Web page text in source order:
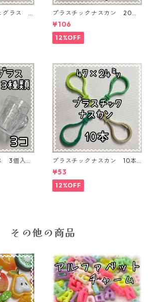
グラス 3
02】
プラスチックナスカン 20本
入り【PK-20】
¥106
12%OFF
3個入り
プラスチックナスカン 10本
入り【PK-10】
¥53
12%OFF
その他の商品